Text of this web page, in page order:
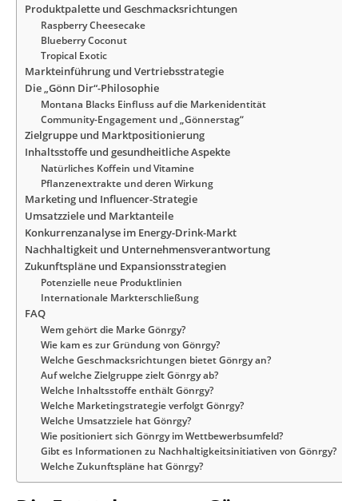
Produktpalette und Geschmacksrichtungen
Raspberry Cheesecake
Blueberry Coconut
Tropical Exotic
Markteinführung und Vertriebsstrategie
Die „Gönn Dir“-Philosophie
Montana Blacks Einfluss auf die Markenidentität
Community-Engagement und „Gönnerstag“
Zielgruppe und Marktpositionierung
Inhaltsstoffe und gesundheitliche Aspekte
Natürliches Koffein und Vitamine
Pflanzenextrakte und deren Wirkung
Marketing und Influencer-Strategie
Umsatzziele und Marktanteile
Konkurrenzanalyse im Energy-Drink-Markt
Nachhaltigkeit und Unternehmensverantwortung
Zukunftspläne und Expansionsstrategien
Potenzielle neue Produktlinien
Internationale Markterschließung
FAQ
Wem gehört die Marke Gönrgy?
Wie kam es zur Gründung von Gönrgy?
Welche Geschmacksrichtungen bietet Gönrgy an?
Auf welche Zielgruppe zielt Gönrgy ab?
Welche Inhaltsstoffe enthält Gönrgy?
Welche Marketingstrategie verfolgt Gönrgy?
Welche Umsatzziele hat Gönrgy?
Wie positioniert sich Gönrgy im Wettbewerbsumfeld?
Gibt es Informationen zu Nachhaltigkeitsinitiativen von Gönrgy?
Welche Zukunftspläne hat Gönrgy?